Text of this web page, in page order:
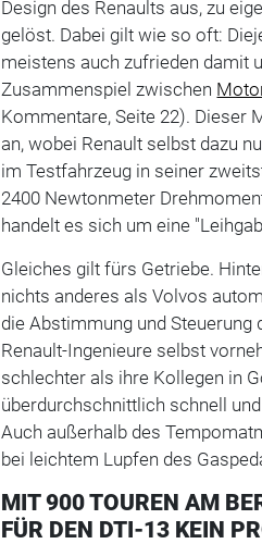
Design des Renaults aus, zu
gelöst. Dabei gilt wie so oft:
meistens auch zufrieden damit
Zusammenspiel zwischen
Kommentare, Seite 22). Dieser
an, wobei Renault selbst dazu
im Testfahrzeug in seiner
2400 Newtonmeter
handelt es sich um eine
Gleiches gilt fürs Getriebe.
nichts anderes als Volvos
die Abstimmung und
Renault-Ingenieure selbst
schlechter als ihre Kollegen in
überdurchschnittlich schnell
Auch außerhalb des
bei leichtem Lupfen des
MIT 900 TOUREN AM
FÜR DEN DTI-13 KEIN